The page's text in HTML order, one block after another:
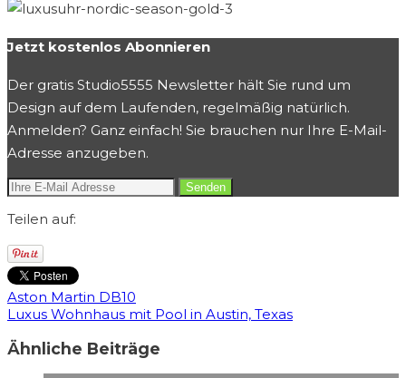
Jetzt kostenlos Abonnieren
Der gratis Studio5555 Newsletter hält Sie rund um
Design auf dem Laufenden, regelmäßig natürlich.
Anmelden? Ganz einfach! Sie brauchen nur Ihre E-Mail-
Adresse anzugeben.
Teilen auf:
Aston Martin DB10
Luxus Wohnhaus mit Pool in Austin, Texas
Ähnliche Beiträge